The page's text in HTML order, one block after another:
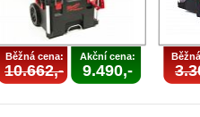
Běžná cena:
10.662,-
Akční cena:
9.490,-